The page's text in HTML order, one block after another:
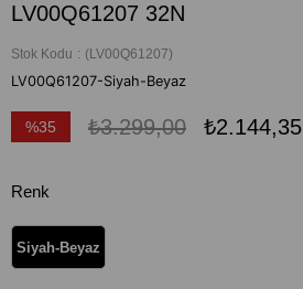
LV00Q61207 32N
Stok Kodu (LV00Q61207)
LV00Q61207-Siyah-Beyaz
%35
₺3.299,00 ₺2.144,35
Renk
Siyah-Beyaz